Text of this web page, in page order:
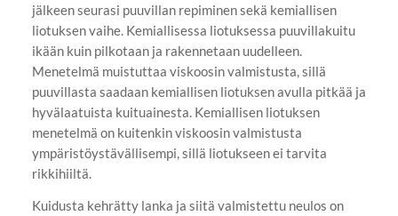
jälkeen seurasi puuvillan repiminen sekä kemiallisen
liotuksen vaihe. Kemiallisessa liotuksessa puuvillakuitu
ikään kuin pilkotaan ja rakennetaan uudelleen.
Menetelmä muistuttaa viskoosin valmistusta, sillä
puuvillasta saadaan kemiallisen liotuksen avulla pitkää ja
hyvälaatuista kuituainesta. Kemiallisen liotuksen
menetelmä on kuitenkin viskoosin valmistusta
ympäristöystävällisempi, sillä liotukseen ei tarvita
rikkihiiltä.
Kuidusta kehrätty lanka ja siitä valmistettu neulos on